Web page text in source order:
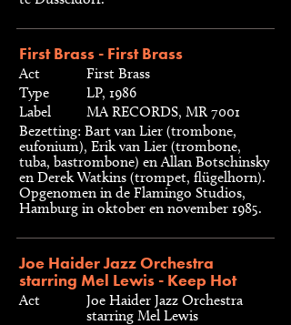
First Brass - First Brass
Act
First Brass
Type
LP, 1986
Label
MA RECORDS, MR 7001
Bezetting: Bart van Lier (trombone,
eufonium), Erik van Lier (trombone,
tuba, bastrombone) en Allan Botschinsky
en Derek Watkins (trompet, flügelhorn).
Opgenomen in de Flamingo Studios,
Hamburg in oktober en november 1985.
Joe Haider Jazz Orchestra
starring Mel Lewis - Keep Hot
Act
Joe Haider Jazz Orchestra
starring Mel Lewis